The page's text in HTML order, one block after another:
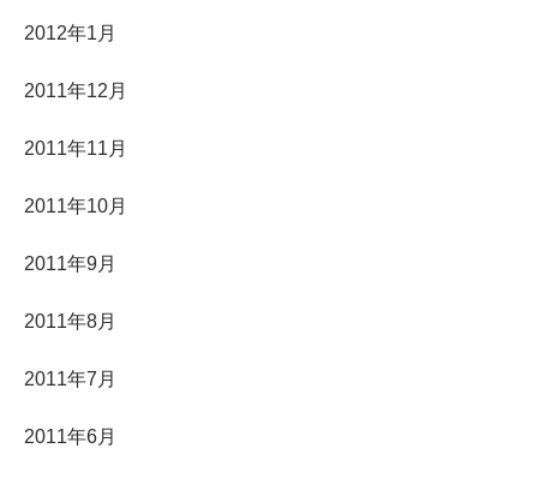
2012年1月
2011年12月
2011年11月
2011年10月
2011年9月
2011年8月
2011年7月
2011年6月